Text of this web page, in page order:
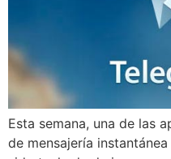
Esta semana, una de las
de mensajería